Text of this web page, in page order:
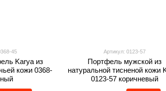
45
Karya из
кожи 0368-
Артикул: 0123-57
Портфель мужской из
натуральной тисненой кожи
0123-57 коричневый